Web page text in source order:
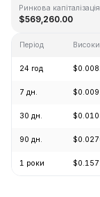
Ринкова капіталізація
$569,260.00
Період
24 год
7 дн.
30 дн.
90 дн.
1 роки